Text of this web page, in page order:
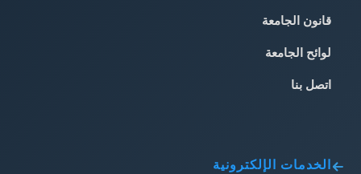
قانون الجامعة
لوائح الجامعة
اتصل بنا
الخدمات الإلكترونية